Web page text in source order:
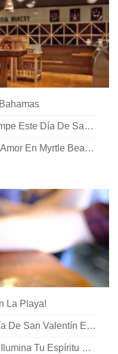
Opciones Para Cenar En Tempe Este Día De San Valentín
San Valentín 2021:siente El Amor En Myrtle Beach, CAROLINA DEL SUR
La Playa!
La Guía Definitiva Para El Día De San Valentín En Myrtle Beach
Y El Central PA Tasting Trail Ilumina Tu Espíritu En Esta Temporada Navideña